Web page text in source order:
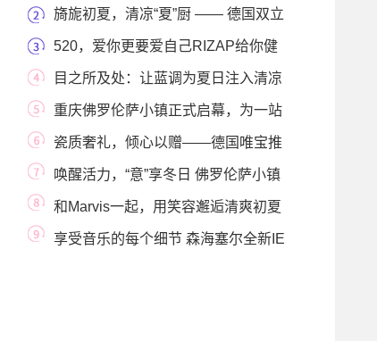
焕新升级 从微
旖旎初夏，清凉“夏”厨 —— 德国双立
人“夏”520，爱你更要爱自己RIZAP给你健
康宠爱目之所及处：让蓝调为夏日注入清凉
重庆佛罗伦萨小镇正式启幕，为一站
式意式购物
瓷质奢礼，倾心以赠——德国唯宝推
出全新治愈
唤醒活力，“意”享冬日 佛罗伦萨小镇
运动季邀
和Marvis一起，用笑容邂逅清爽初夏
享受音乐的每个细节 森海塞尔全新IE